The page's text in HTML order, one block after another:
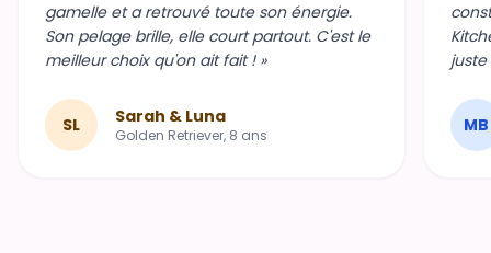
gamelle et a retrouvé toute son énergie.
Son pelage brille, elle court partout. C'est le
meilleur choix qu'on ait fait ! »
SL Sarah & Luna
Golden Retriever, 8 ans MB